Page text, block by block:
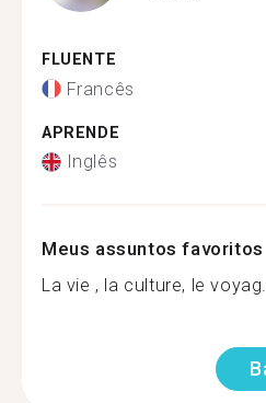
FLUENTE
Francês
APRENDE
Inglês
Meus assuntos favoritos
La vie , la culture, le